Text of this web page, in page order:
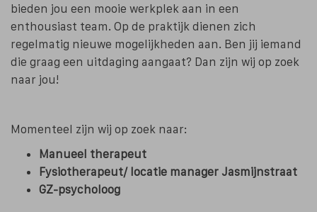
bieden jou een mooie werkplek aan in een
enthousiast team. Op de praktijk dienen zich
regelmatig nieuwe mogelijkheden aan. Ben jij iemand
die graag een uitdaging aangaat? Dan zijn wij op zoek
naar jou!
Momenteel zijn wij op zoek naar:
Manueel therapeut
Fysiotherapeut/ locatie manager Jasmijnstraat
GZ-psycholoog